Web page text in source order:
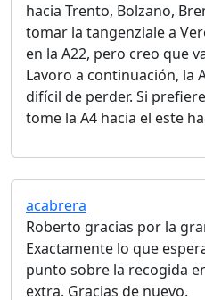
hacia Trento, Bolzano,
tomar la tangenziale a
en la A22, pero creo que
Lavoro a continuación, la
difícil de perder. Si
tome la A4 hacia el este
acabrera
Roberto gracias por la
Exactamente lo que
punto sobre la recogida
extra. Gracias de nuevo.